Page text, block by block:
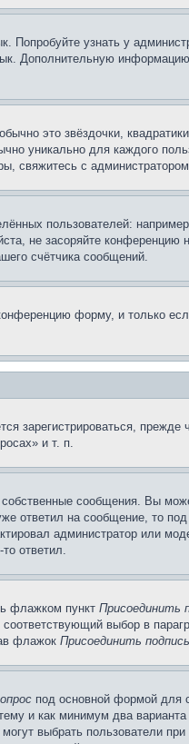
узнать у
Дополнительную
это звёздочки,
уникально для каждого
свяжитесь с
пользователей:
не засоряйте
счётчика сообщений.
форму, и только
зарегистрироваться, прежде
и т. п.
сообщения. Вы
ответил на сообщение, то
администратор или
ответил.
флажком пункт Присоединить
выбор в
флажок Присоединить подпись
под основной формой для
и как минимум два
выбрать пользователи